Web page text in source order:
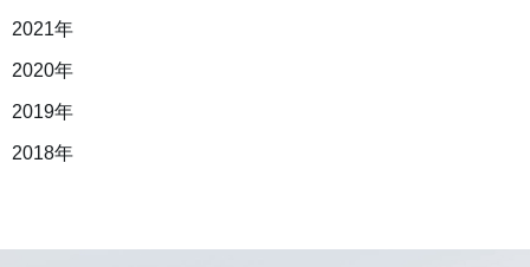
2021年
2020年
2019年
2018年